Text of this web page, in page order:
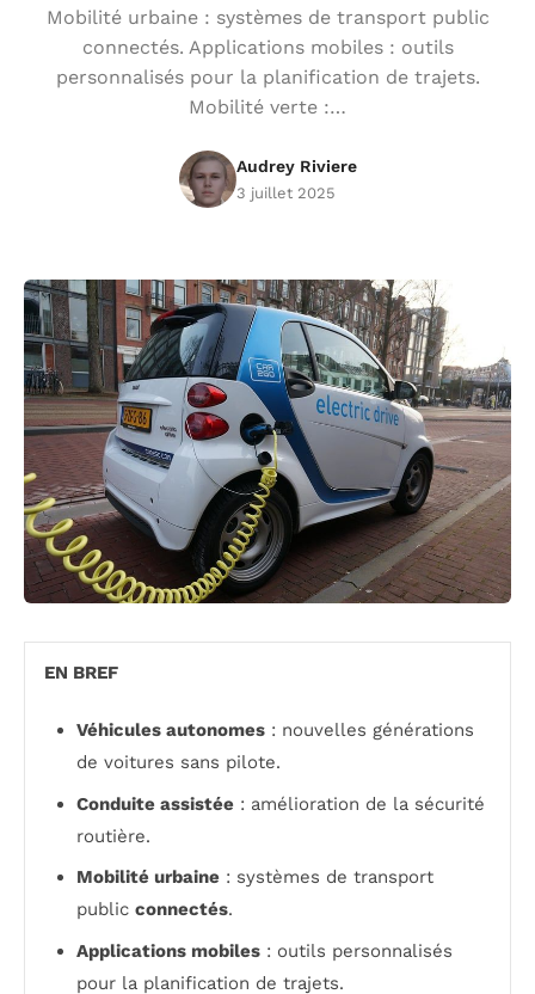
Mobilité urbaine : systèmes de transport public
connectés. Applications mobiles : outils
personnalisés pour la planification de trajets.
Mobilité verte :…
Audrey Riviere
3 juillet 2025
EN BREF
Véhicules autonomes : nouvelles générations
de voitures sans pilote.
Conduite assistée : amélioration de la sécurité
routière.
Mobilité urbaine : systèmes de transport
public connectés.
Applications mobiles : outils personnalisés
pour la planification de trajets.